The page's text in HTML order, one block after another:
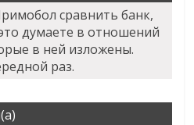
сравнить банк,
думаете в отношений
в ней изложены.
раз.